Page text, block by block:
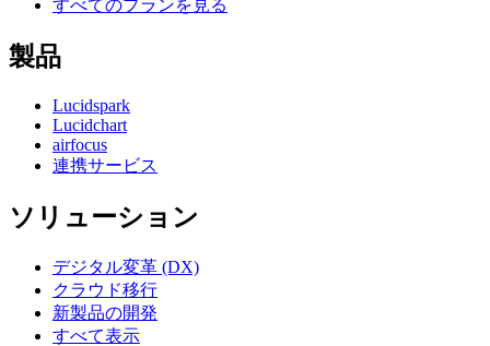
すべてのプランを見る
製品
Lucidspark
Lucidchart
airfocus
連携サービス
ソリューション
デジタル変革 (DX)
クラウド移行
新製品の開発
すべて表示